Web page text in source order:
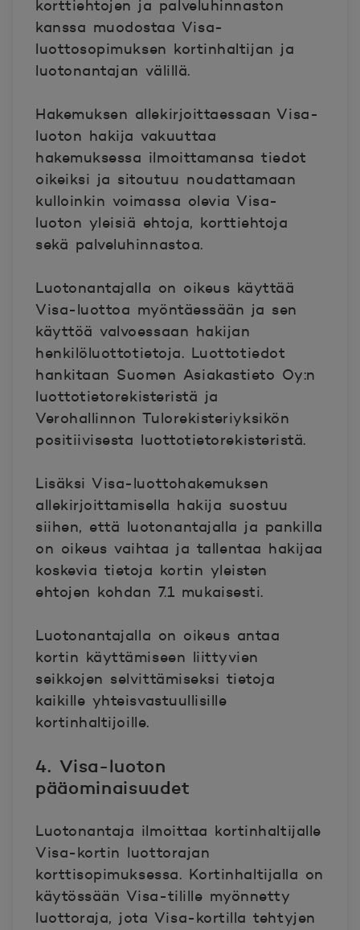
korttiehtojen ja palveluhinnaston
kanssa muodostaa Visa-
luottosopimuksen kortinhaltijan ja
luotonantajan välillä.
Hakemuksen allekirjoittaessaan Visa-
luoton hakija vakuuttaa
hakemuksessa ilmoittamansa tiedot
oikeiksi ja sitoutuu noudattamaan
kulloinkin voimassa olevia Visa-
luoton yleisiä ehtoja, korttiehtoja
sekä palveluhinnastoa.
Luotonantajalla on oikeus käyttää
Visa-luottoa myöntäessään ja sen
käyttöä valvoessaan hakijan
henkilöluottotietoja. Luottotiedot
hankitaan Suomen Asiakastieto Oy:n
luottotietorekisteristä ja
Verohallinnon Tulorekisteriyksikön
positiivisesta luottotietorekisteristä.
Lisäksi Visa-luottohakemuksen
allekirjoittamisella hakija suostuu
siihen, että luotonantajalla ja pankilla
on oikeus vaihtaa ja tallentaa hakijaa
koskevia tietoja kortin yleisten
ehtojen kohdan 7.1 mukaisesti.
Luotonantajalla on oikeus antaa
kortin käyttämiseen liittyvien
seikkojen selvittämiseksi tietoja
kaikille yhteisvastuullisille
kortinhaltijoille.
4. Visa-luoton
pääominaisuudet
Luotonantaja ilmoittaa kortinhaltijalle
Visa-kortin luottorajan
korttisopimuksessa. Kortinhaltijalla on
käytössään Visa-tilille myönnetty
luottoraja, jota Visa-kortilla tehtyjen